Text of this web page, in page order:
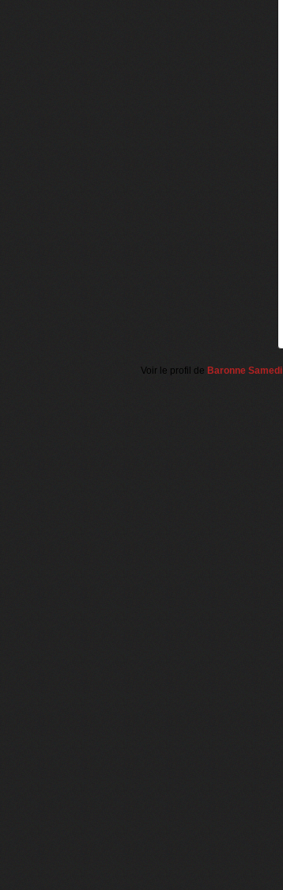
Voir le profil de Baronne Samedi